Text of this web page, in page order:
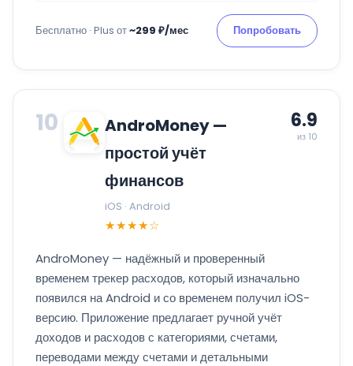
Бесплатно · Plus от~299 ₽/мес Попробовать
10
AndroMoney —
простой учёт
финансов
iOS · Android
★★★★☆
6.9
из 10
AndroMoney — надёжный и проверенный
временем трекер расходов, который изначально
появился на Android и со временем получил iOS-
версию. Приложение предлагает ручной учёт
доходов и расходов с категориями, счетами,
переводами между счетами и детальными